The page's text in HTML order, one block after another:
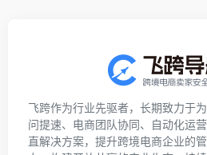
飞跨作为行业先驱者，长期致力于
问提速、电商团队协同、自动化运
直解决方案，提升跨境电商企业的